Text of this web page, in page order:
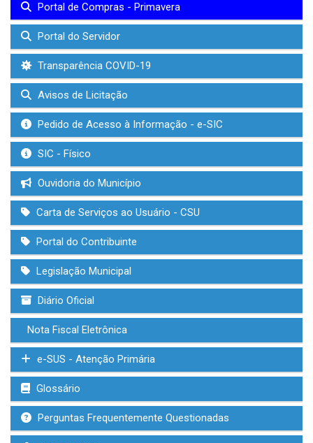
Portal de Compras - Primavera
Portal do Servidor
Transparência COVID-19
Avisos de Licitação
Pedido de Acesso à Informação - e-SIC
SIC - Físico
Ouvidoria do Município
Carta de Serviços ao Usuário - CSU
Portal do Contribuinte
Legislação Municipal
Diário Oficial
Nota Fiscal Eletrônica
e-SUS - Atenção Primária
Glossário
Perguntas Frequentemente Questionadas